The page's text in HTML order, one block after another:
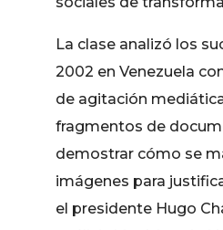
La clase analizó los
2002 en Venezuela
de agitación
fragmentos de
demostrar cómo se
imágenes para
el presidente Hugo